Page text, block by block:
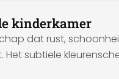
kinderkamer
dat rust,
Het subtiele